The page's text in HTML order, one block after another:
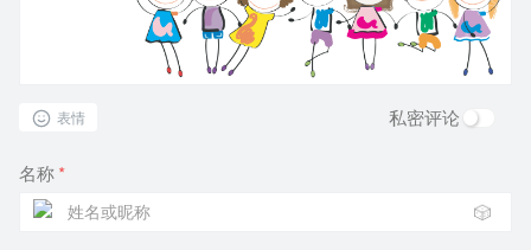
表情 私密评论
名称 *
🎲